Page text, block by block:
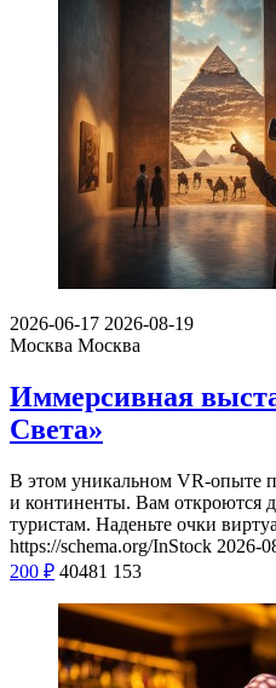
2026-06-17 2026-08-19
Москва Москва
Иммерсивная
Света»
В этом уникальном VR-опыте
и континенты. Вам откроются
туристам. Наденьте очки
https://schema.org/InStock 2026-
200 ₽ 40481 153